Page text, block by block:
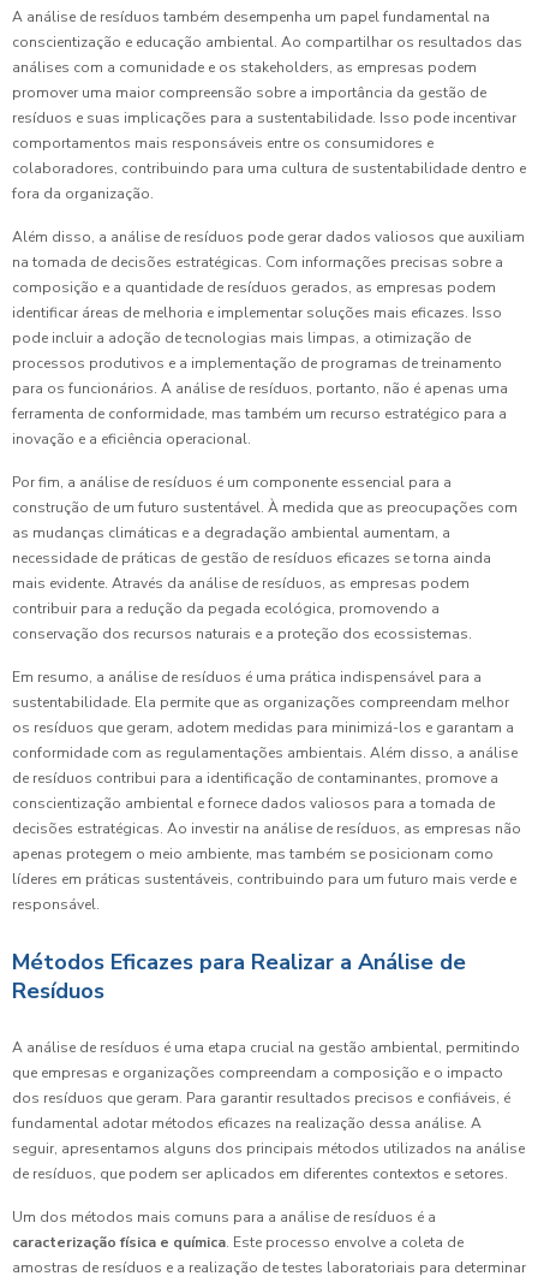
A análise de resíduos também desempenha um papel fundamental na
conscientização e educação ambiental. Ao compartilhar os resultados das
análises com a comunidade e os stakeholders, as empresas podem
promover uma maior compreensão sobre a importância da gestão de
resíduos e suas implicações para a sustentabilidade. Isso pode incentivar
comportamentos mais responsáveis entre os consumidores e
colaboradores, contribuindo para uma cultura de sustentabilidade dentro e
fora da organização.
Além disso, a análise de resíduos pode gerar dados valiosos que auxiliam
na tomada de decisões estratégicas. Com informações precisas sobre a
composição e a quantidade de resíduos gerados, as empresas podem
identificar áreas de melhoria e implementar soluções mais eficazes. Isso
pode incluir a adoção de tecnologias mais limpas, a otimização de
processos produtivos e a implementação de programas de treinamento
para os funcionários. A análise de resíduos, portanto, não é apenas uma
ferramenta de conformidade, mas também um recurso estratégico para a
inovação e a eficiência operacional.
Por fim, a análise de resíduos é um componente essencial para a
construção de um futuro sustentável. À medida que as preocupações com
as mudanças climáticas e a degradação ambiental aumentam, a
necessidade de práticas de gestão de resíduos eficazes se torna ainda
mais evidente. Através da análise de resíduos, as empresas podem
contribuir para a redução da pegada ecológica, promovendo a
conservação dos recursos naturais e a proteção dos ecossistemas.
Em resumo, a análise de resíduos é uma prática indispensável para a
sustentabilidade. Ela permite que as organizações compreendam melhor
os resíduos que geram, adotem medidas para minimizá-los e garantam a
conformidade com as regulamentações ambientais. Além disso, a análise
de resíduos contribui para a identificação de contaminantes, promove a
conscientização ambiental e fornece dados valiosos para a tomada de
decisões estratégicas. Ao investir na análise de resíduos, as empresas não
apenas protegem o meio ambiente, mas também se posicionam como
líderes em práticas sustentáveis, contribuindo para um futuro mais verde e
responsável.
Métodos Eficazes para Realizar a Análise de
Resíduos
A análise de resíduos é uma etapa crucial na gestão ambiental, permitindo
que empresas e organizações compreendam a composição e o impacto
dos resíduos que geram. Para garantir resultados precisos e confiáveis, é
fundamental adotar métodos eficazes na realização dessa análise. A
seguir, apresentamos alguns dos principais métodos utilizados na análise
de resíduos, que podem ser aplicados em diferentes contextos e setores.
Um dos métodos mais comuns para a análise de resíduos é a
caracterização física e química. Este processo envolve a coleta de
amostras de resíduos e a realização de testes laboratoriais para determinar